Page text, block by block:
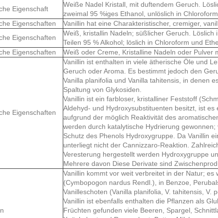
Eigenschaft
Weiße Nadel Kristall, mit duftendem Geruch.
zweimal 95 %iges Ethanol, unlöslich in
Eigenschaften
Vanillin hat eine Charakteristischer, cremiger,
Eigenschaften
Weiß, kristallin Nadeln; süßlicher Geruch. Löslich
Teilen 95 % Alkohol; löslich in Chloroform und
Eigenschaften
Weiß oder Creme, Kristalline Nadeln oder Pulver
Eigenschaften
Vanillin ist enthalten in viele ätherische Öle und
Geruch oder Aroma. Es bestimmt jedoch den
Vanilla planifolia und Vanilla tahitensis, in denen
Spaltung von Glykosiden.
Vanillin ist ein farbloser, kristalliner Feststoff
Aldehyd- und Hydroxysubstituenten besitzt, ist
aufgrund der möglich Reaktivität des
werden durch katalytische Hydrierung
Schutz des Phenols Hydroxygruppe. Da Vanillin
unterliegt nicht der Cannizzaro-Reaktion.
Veresterung hergestellt werden Hydroxygruppe
Mehrere davon Diese Derivate sind
Vanillin kommt vor weit verbreitet in der Natur;
(Cymbopogon nardus Rendl.), in Benzoe,
Vanilleschoten (Vanilla planifolia, V. tahitensis,
Vanillin ist ebenfalls enthalten die Pflanzen als
Früchten gefunden viele Beeren, Spargel,